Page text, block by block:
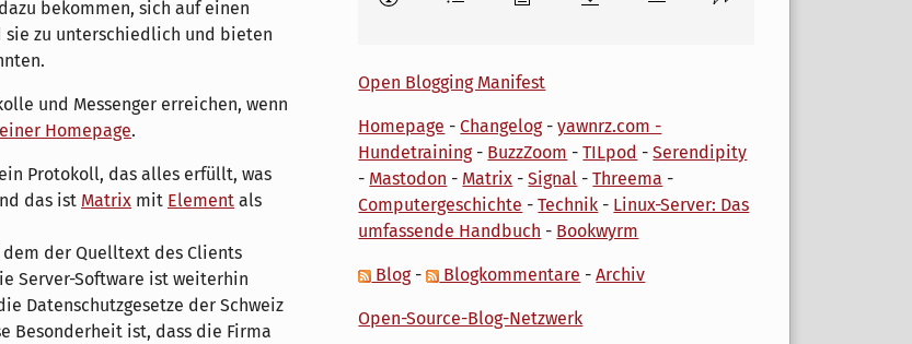
bekommen, sich auf einen
sie zu unterschiedlich und bieten
und Messenger erreichen, wenn
Homepage.
Protokoll, das alles erfüllt, was
das ist Matrix mit Element als
der Quelltext des Clients
Server-Software ist weiterhin
Datenschutzgesetze der Schweiz
Besonderheit ist, dass die Firma
Open Blogging Manifest
Homepage -Changelog-yawnrz.com -
Hundetraining- BuzzZoom -TILpod -Serendipity
- Mastodon - Matrix -Signal -Threema -
Computergeschichte -Technik - Linux-Server: Das
umfassende Handbuch - Bookwyrm
Blog- Blogkommentare -Archiv
Open-Source-Blog-Netzwerk